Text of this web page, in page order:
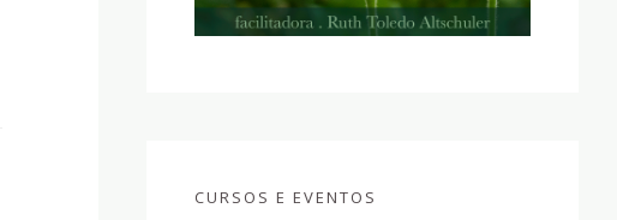
CURSOS E EVENTOS